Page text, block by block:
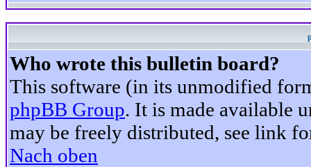
Who wrote this bulletin board?
This software (in its unmodified
phpBB Group. It is made available
may be freely distributed, see link
Nach oben